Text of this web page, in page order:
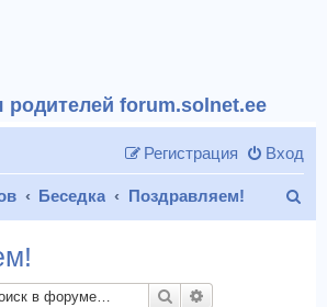
forum.solnet.ee
Вход
Регистрация
Беседка Поздравляем!
Поиск